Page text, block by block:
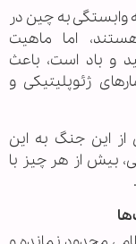
به چین در
اما ماهیت
و باد است، باعث
ژئوپلیتیکی و
این جنگ به این
بیش از هر چیز با